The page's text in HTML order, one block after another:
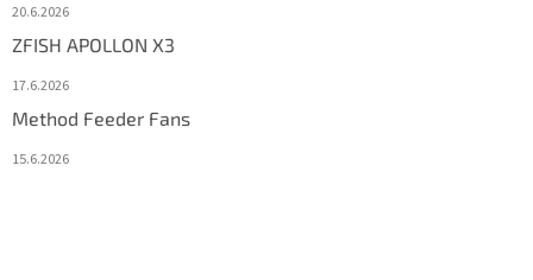
20.6.2026
ZFISH APOLLON X3
17.6.2026
Method Feeder Fans
15.6.2026